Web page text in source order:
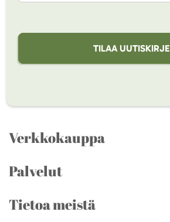
TILAA UUTISKIRJE
Verkkokauppa
Palvelut
Tietoa meistä